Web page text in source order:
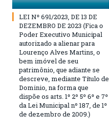
LEI Nº 691/2023, DE 13 DE
DEZEMBRO DE 2023 (Fica o
Poder Executivo Municipal
autorizado a alienar para
Lourenço Alves Martins, o
bem imóvel de seu
patrimônio, que adiante se
descreve, mediante Título de
Dominio, na forma que
dispõe os arts. 1º 2º 5º 6º e 7º
da Lei Municipal nº 187, de 1º
de dezembro de 2009.)